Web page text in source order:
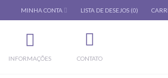
MINHA CONTA LISTA DE DESEJOS (0)
INFORMAÇÕES CONTATO